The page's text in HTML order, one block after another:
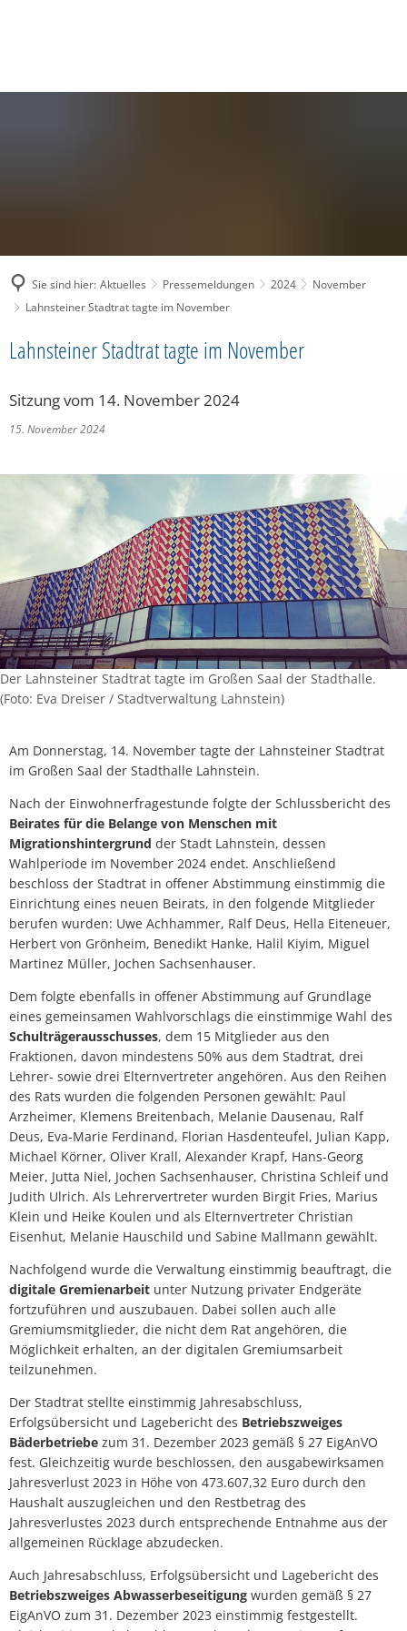
Sie sind hier: Aktuelles Pressemeldungen 2024
November
Lahnsteiner Stadtrat tagte im November
Lahnsteiner Stadtrat tagte im November
Sitzung vom 14. November 2024
15. November 2024
Der Lahnsteiner Stadtrat tagte im Großen Saal der Stadthalle.
(Foto: Eva Dreiser / Stadtverwaltung Lahnstein)
Am Donnerstag, 14. November tagte der Lahnsteiner Stadtrat
im Großen Saal der Stadthalle Lahnstein.
Nach der Einwohnerfragestunde folgte der Schlussbericht des
Beirates für die Belange von Menschen mit
Migrationshintergrund der Stadt Lahnstein, dessen
Wahlperiode im November 2024 endet. Anschließend
beschloss der Stadtrat in offener Abstimmung einstimmig die
Einrichtung eines neuen Beirats, in den folgende Mitglieder
berufen wurden: Uwe Achhammer, Ralf Deus, Hella Eiteneuer,
Herbert von Grönheim, Benedikt Hanke, Halil Kiyim, Miguel
Martinez Müller, Jochen Sachsenhauser.
Dem folgte ebenfalls in offener Abstimmung auf Grundlage
eines gemeinsamen Wahlvorschlags die einstimmige Wahl des
Schulträgerausschusses, dem 15 Mitglieder aus den
Fraktionen, davon mindestens 50% aus dem Stadtrat, drei
Lehrer- sowie drei Elternvertreter angehören. Aus den Reihen
des Rats wurden die folgenden Personen gewählt: Paul
Arzheimer, Klemens Breitenbach, Melanie Dausenau, Ralf
Deus, Eva-Marie Ferdinand, Florian Hasdenteufel, Julian Kapp,
Michael Körner, Oliver Krall, Alexander Krapf, Hans-Georg
Meier, Jutta Niel, Jochen Sachsenhauser, Christina Schleif und
Judith Ulrich. Als Lehrervertreter wurden Birgit Fries, Marius
Klein und Heike Koulen und als Elternvertreter Christian
Eisenhut, Melanie Hauschild und Sabine Mallmann gewählt.
Nachfolgend wurde die Verwaltung einstimmig beauftragt, die
digitale Gremienarbeit unter Nutzung privater Endgeräte
fortzuführen und auszubauen. Dabei sollen auch alle
Gremiumsmitglieder, die nicht dem Rat angehören, die
Möglichkeit erhalten, an der digitalen Gremiumsarbeit
teilzunehmen.
Der Stadtrat stellte einstimmig Jahresabschluss,
Erfolgsübersicht und Lagebericht des Betriebszweiges
Bäderbetriebe zum 31. Dezember 2023 gemäß § 27 EigAnVO
fest. Gleichzeitig wurde beschlossen, den ausgabewirksamen
Jahresverlust 2023 in Höhe von 473.607,32 Euro durch den
Haushalt auszugleichen und den Restbetrag des
Jahresverlustes 2023 durch entsprechende Entnahme aus der
allgemeinen Rücklage abzudecken.
Auch Jahresabschluss, Erfolgsübersicht und Lagebericht des
Betriebszweiges Abwasserbeseitigung wurden gemäß § 27
EigAnVO zum 31. Dezember 2023 einstimmig festgestellt.